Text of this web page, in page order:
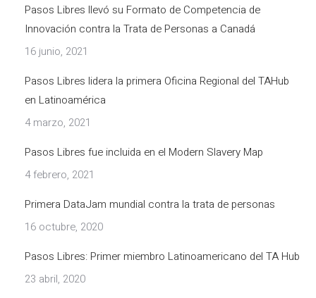
Pasos Libres llevó su Formato de Competencia de
Innovación contra la Trata de Personas a Canadá
16 junio, 2021
Pasos Libres lidera la primera Oficina Regional del TAHub
en Latinoamérica
4 marzo, 2021
Pasos Libres fue incluida en el Modern Slavery Map
4 febrero, 2021
Primera DataJam mundial contra la trata de personas
16 octubre, 2020
Pasos Libres: Primer miembro Latinoamericano del TA Hub
23 abril, 2020